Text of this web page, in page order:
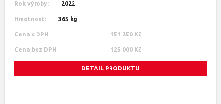
Rok výroby: 2022
Hmotnost: 365 kg
Cena s DPH 151 250 Kč
Cena bez DPH 125 000 Kč
DETAIL PRODUKTU